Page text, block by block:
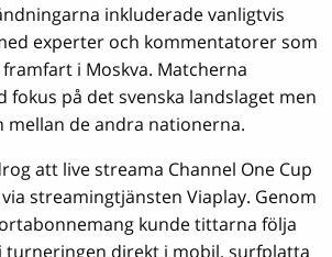
inkluderade vanligtvis
experter och kommentatorer som
i Moskva. Matcherna
fokus på det svenska landslaget men
mellan de andra nationerna.
att live streama Channel One Cup
streamingtjänsten Viaplay. Genom
kunde tittarna följa
turneringen direkt i mobil, surfplatta